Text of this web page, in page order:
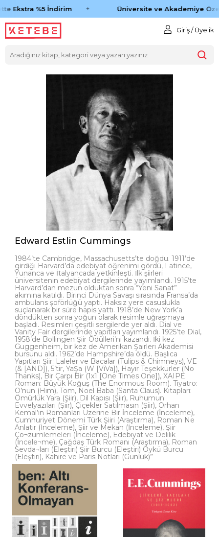
Ekstra %5 İndirim Üniversite ve Akademiye
Giriş / Üyelik
Edward Estlin Cummings
1984’te Cambridge, Massachusetts’te doğdu. 1911’de
girdiği Harvard’da edebiyat öğrenimi gördü, Latince,
Yunanca ve İtalyancada yetkinleşti. İlk şiirleri
üniversitenin edebiyat dergilerinde yayımlandı. 1915’te
Harvard’dan mezun olduktan sonra “Yeni Sanat”
akımına katıldı. Birinci Dünya Savaşı sırasında Fransa’da
ambulans şoförlüğü yaptı. Haksız yere casuslukla
suçlanarak bir süre hapis yattı. 1918’de New York’a
döndükten sonra yoğun olarak resimle uğraşmaya
başladı. Resimleri çeşitli sergilerde yer aldı. Dial ve
Vanity Fair dergilerinde yapıtları yayımlandı. 1925’te Dial,
1958’de Bollingen Şiir Ödülleri’ni kazandı. İki kez
Guggenheim, bir kez de Amerikan Şairleri Akademisi
bursunu aldı. 1962’de Hampshire’da öldü. Başlıca
Yapıtları Şiir: Laleler ve Bacalar (Tulips & Chimneys), VE
(& [AND]), 5’tir, YaŞa (W [ViVa]), Hayır Teşekkürler (No
Thanks), Bir Çarpı Bir (1x1 [One Times One]), XAIPE.
Roman: Büyük Koğuş (The Enormous Room). Tiyatro:
O’nun (Him), Tom, Noel Baba (Santa Claus). Kitapları:
Ömürlük Yara (Şiir), Dil Kapısı (Şiir), Ruhumun
Evvelyazıları (Şiir), Çiçekler Satılmasın (Şiir), Orhan
Kemal’in Romanları Üzerine Bir İnceleme (İnceleme),
Cumhuriyet Dönemi Türk Şiiri (Araştırma), Roman Ne
Anlatır (İnceleme), Şiir ve Mekan (İnceleme), Şiir
Çö¬zümlemeleri (İnceleme), Edebiyat ve Delilik
(İncele¬me), Çağdaş Türk Romanı (Araştırma), Roman
Sevda¬ları (Eleştiri) Şiir Burcu (Eleştiri) Öykü Burcu
(Eleştiri), Kahire ve Paris Notları (Günlük)”